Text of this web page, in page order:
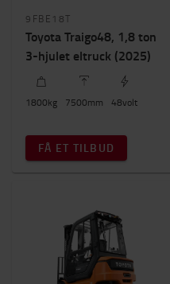
9FBE18T
Toyota Traigo48, 1,8 ton
3-hjulet eltruck (2025)
1800kg 7500mm 48volt
FÅ ET TILBUD